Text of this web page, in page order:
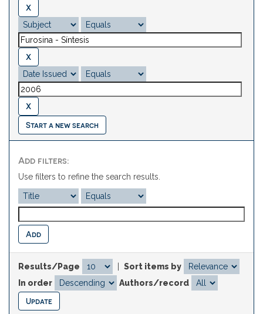
Start a new search
Add filters:
Use filters to refine the search results.
Results/Page
Sort items by
In order
Authors/record